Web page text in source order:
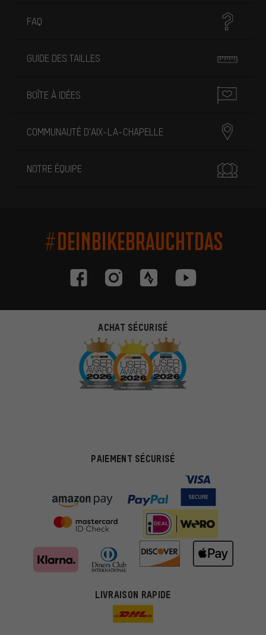
FAQ
GUIDE DES TAILLES
BOÎTE À IDÉES
COMMUNAUTÉ D'AIX-LA-CHAPELLE
NOTRE ÉQUIPE
#DEINBIKEBRAUCHTDAS
ACHAT SÉCURISÉ
PAIEMENT SÉCURISÉ
LIVRAISON RAPIDE